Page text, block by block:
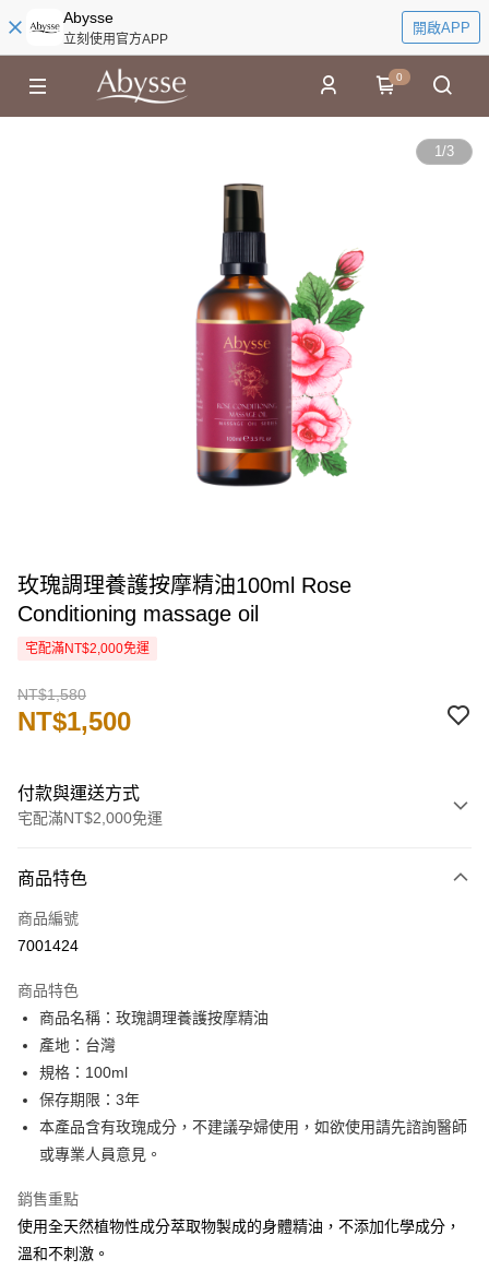
Abysse
立刻使用官方APP
開啟APP
0
1/3
玫瑰調理養護按摩精油100ml Rose
Conditioning massage oil
宅配滿NT$2,000免運
NT$1,580
NT$1,500
付款與運送方式
宅配滿NT$2,000免運
信用卡一次付款
信用卡分期付款
合作金庫商業銀行
華南商業銀行
彰化商業銀行
上海商業儲蓄銀行
國泰世華商業銀行
臺灣中小企業銀行
匯豐（台灣）商業銀行
華泰商業銀行
聯邦商業銀行
遠東國際商業銀行
元大商業銀行
台新國際商業銀行
台灣樂天信用卡公司
6 期 0 利率 每期
華南商業銀行
上海商業儲蓄銀行
國泰世華商業銀行
臺灣中小企業銀行
台中商業銀行
匯豐（台灣）商業銀行
元大商業銀行
玉山商業銀行
星展（台灣）商業銀行
台新國際商業銀行
台灣樂天信用卡公司
LINE Pay
Apple Pay
街口支付
悠遊付
Google Pay
商品特色
商品編號
7001424
商品特色
商品名稱：玫瑰調理養護按摩精油
產地：台灣
規格：100ml
保存期限：3年
本產品含有玫瑰成分，不建議孕婦使用，如欲使用請先諮詢醫師
或專業人員意見。
銷售重點
使用全天然植物性成分萃取物製成的身體精油，不添加化學成分，
溫和不刺激。